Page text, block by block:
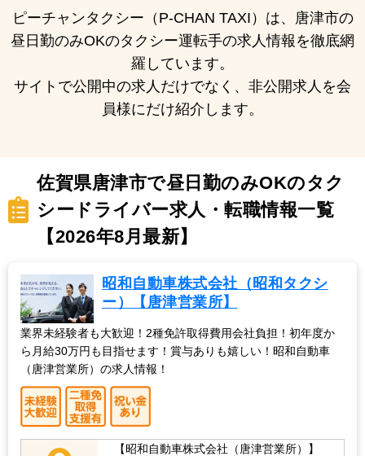
ピーチャンタクシー（P-CHAN TAXI）は、唐津市の
昼日勤のみOKのタクシー運転手の求人情報を徹底網
羅しています。
サイトで公開中の求人だけでなく、非公開求人を会
員様にだけ紹介します。
佐賀県唐津市で昼日勤のみOKのタク
シードライバー求人・転職情報一覧
【2026年8月最新】
昭和自動車株式会社（昭和タクシ
ー）【唐津営業所】
業界未経験者も大歓迎！2種免許取得費用会社負担！初年度か
ら月給30万円も目指せます！賞与ありも嬉しい！昭和自動車
（唐津営業所）の求人情報！
【昭和自動車株式会社（唐津営業所）】